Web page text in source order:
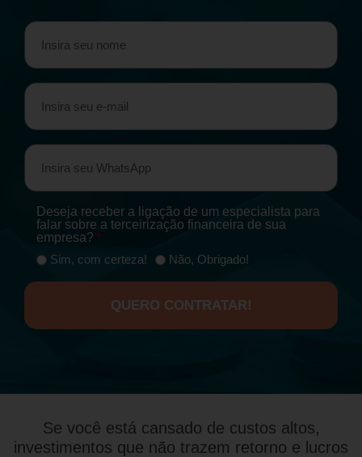
Deseja receber a ligação de um especialista para
falar sobre a terceirização financeira de sua
empresa?
Sim, com certeza!
Não, Obrigado!
QUERO CONTRATAR!
Se você está cansado de custos altos,
investimentos que não trazem retorno e lucros